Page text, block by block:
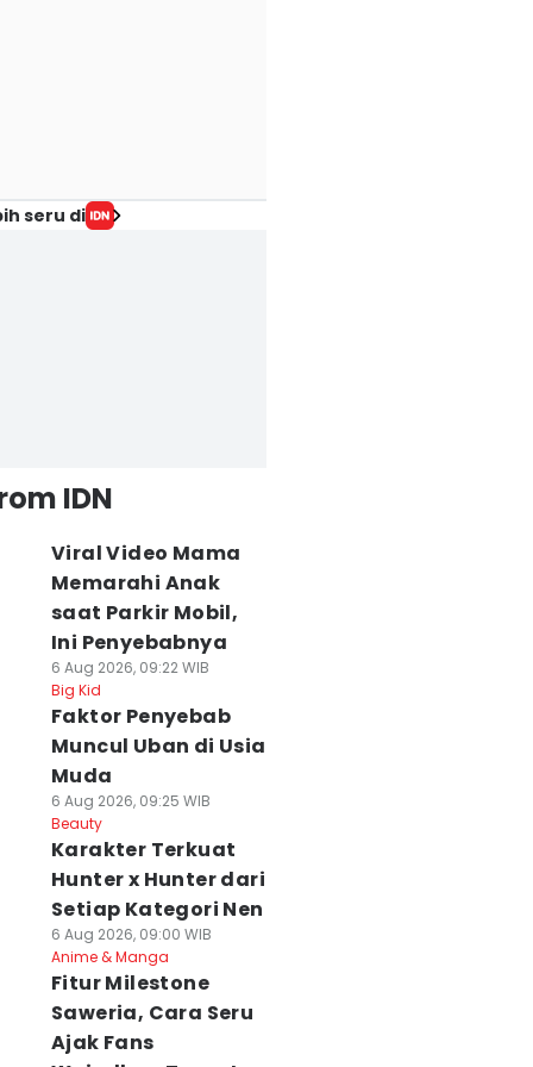
seru di
IDN
Viral Video Mama
Memarahi Anak
saat Parkir Mobil,
Ini Penyebabnya
6 Aug 2026, 09:22 WIB
Big Kid
Faktor Penyebab
Muncul Uban di Usia
Muda
6 Aug 2026, 09:25 WIB
Beauty
Karakter Terkuat
Hunter x Hunter dari
Setiap Kategori Nen
6 Aug 2026, 09:00 WIB
Anime & Manga
Fitur Milestone
Saweria, Cara Seru
Ajak Fans